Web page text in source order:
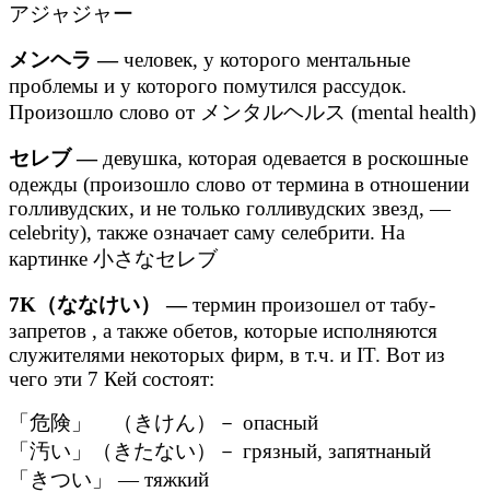
アジャジャー
メンヘラ —человек, у которого ментальные
проблемы и у которого помутился рассудок.
Произошло слово от メンタルヘルス (mental health)
セレブ —девушка, которая одевается в роскошные
одежды (произошло слово от термина в отношении
голливудских, и не только голливудских звезд, —
celebrity), также означает саму селебрити. На
картинке 小さなセレブ
7K（ななけい） —термин произошел от табу-
запретов , а также обетов, которые исполняются
служителями некоторых фирм, в т.ч. и IT. Вот из
чего эти 7 Кей состоят:
「危険」 （きけん）－ опасный
「汚い」（きたない）－ грязный, запятнаный
「きつい」 — тяжкий